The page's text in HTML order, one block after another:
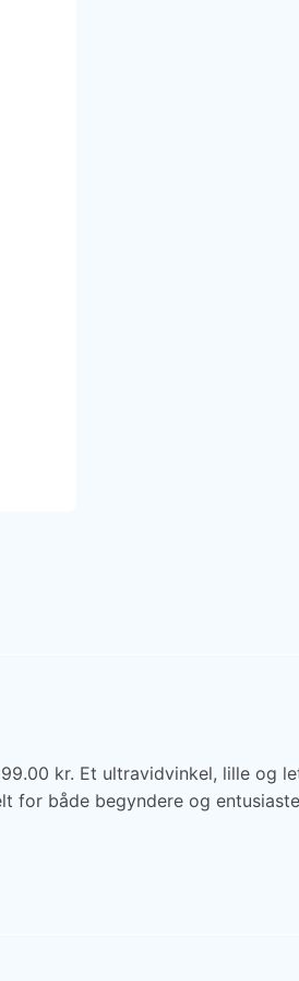
kr. Et ultravidvinkel, lille og
for både begyndere og